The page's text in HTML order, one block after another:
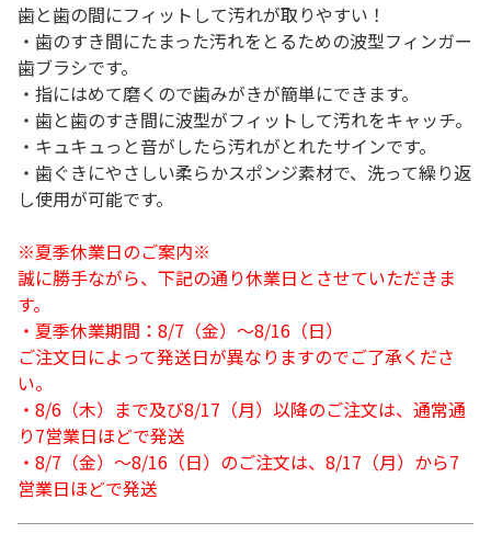
歯と歯の間にフィットして汚れが取りやすい！
・歯のすき間にたまった汚れをとるための波型フィンガー
歯ブラシです。
・指にはめて磨くので歯みがきが簡単にできます。
・歯と歯のすき間に波型がフィットして汚れをキャッチ。
・キュキュっと音がしたら汚れがとれたサインです。
・歯ぐきにやさしい柔らかスポンジ素材で、洗って繰り返
し使用が可能です。
※夏季休業日のご案内※
誠に勝手ながら、下記の通り休業日とさせていただきま
す。
・夏季休業期間：8/7（金）～8/16（日）
ご注文日によって発送日が異なりますのでご了承くださ
い。
・8/6（木）まで及び8/17（月）以降のご注文は、通常通
り7営業日ほどで発送
・8/7（金）～8/16（日）のご注文は、8/17（月）から7
営業日ほどで発送